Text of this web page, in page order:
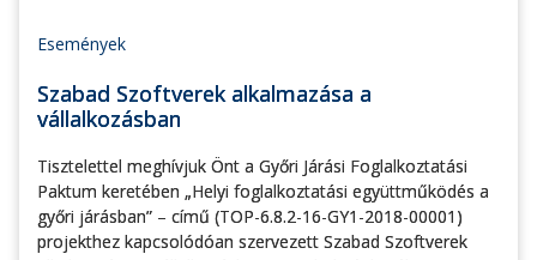
Események
Szabad Szoftverek alkalmazása a
vállalkozásban
Tisztelettel meghívjuk Önt a Győri Járási Foglalkoztatási
Paktum keretében „Helyi foglalkoztatási együttműködés a
győri járásban” – című (TOP-6.8.2-16-GY1-2018-00001)
projekthez kapcsolódóan szervezett Szabad Szoftverek